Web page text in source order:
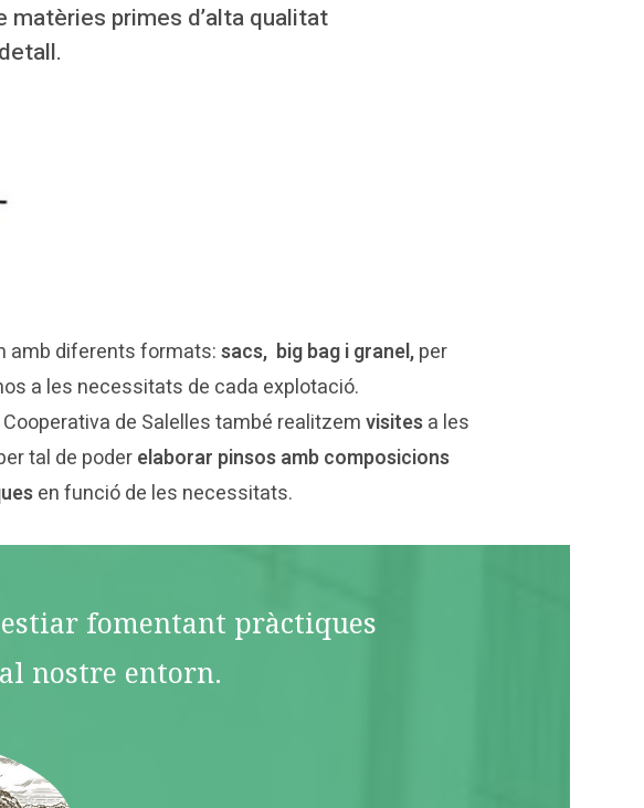
matèries primes d’alta qualitat
amb diferents formats:sacs, big bag i granel,per
a les necessitats de cada explotació.
Cooperativa de Salelles també realitzemvisitesa les
tal de poderelaborar pinsos amb composicions
en funció de les necessitats.
fomentant pràctiques
nostre entorn.